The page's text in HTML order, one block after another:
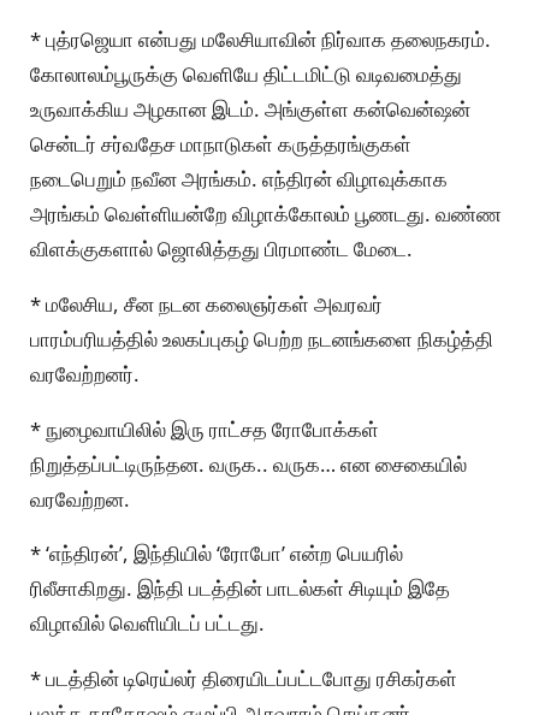
* புத்ரஜெயா என்பது மலேசியாவின் நிர்வாக தலைநகரம்.
கோலாலம்பூருக்கு வெளியே திட்டமிட்டு வடிவமைத்து
உருவாக்கிய அழகான இடம். அங்குள்ள கன்வென்ஷன்
சென்டர் சர்வதேச மாநாடுகள் கருத்தரங்குகள்
நடைபெறும் நவீன அரங்கம். எந்திரன் விழாவுக்காக
அரங்கம் வெள்ளியன்றே விழாக்கோலம் பூணடது. வண்ண
விளக்குகளால் ஜொலித்தது பிரமாண்ட மேடை.
* மலேசிய, சீன நடன கலைஞர்கள் அவரவர்
பாரம்பரியத்தில் உலகப்புகழ் பெற்ற நடனங்களை நிகழ்த்தி
வரவேற்றனர்.
* நுழைவாயிலில் இரு ராட்சத ரோபோக்கள்
நிறுத்தப்பட்டிருந்தன. வருக.. வருக… என சைகையில்
வரவேற்றன.
* ‘எந்திரன்’, இந்தியில் ‘ரோபோ’ என்ற பெயரில்
ரிலீசாகிறது. இந்தி படத்தின் பாடல்கள் சிடியும் இதே
விழாவில் வெளியிடப் பட்டது.
* படத்தின் டிரெய்லர் திரையிடப்பட்டபோது ரசிகர்கள்